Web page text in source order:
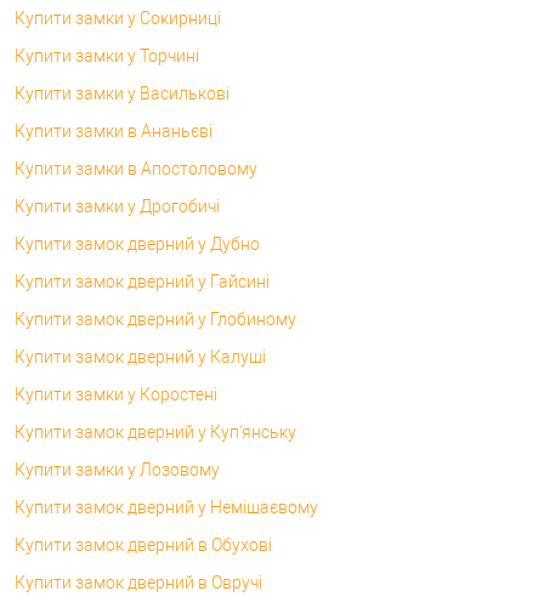
Купити замки у Сокирниці
Купити замки у Торчині
Купити замки у Василькові
Купити замки в Ананьєві
Купити замки в Апостоловому
Купити замки у Дрогобичі
Купити замок дверний у Дубно
Купити замок дверний у Гайсині
Купити замок дверний у Глобиному
Купити замок дверний у Калуші
Купити замки у Коростені
Купити замок дверний у Куп'янську
Купити замки у Лозовому
Купити замок дверний у Немішаєвому
Купити замок дверний в Обухові
Купити замок дверний в Овручі